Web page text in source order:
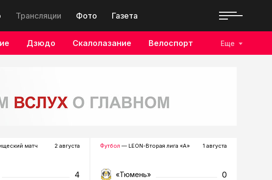
Трансляции Фото Газета
Дзюдо Скалолазание Велоспорт Еще
матч 2 августа
4
Футбол — LEON-Вторая лига «А» 1 августа
«Тюмень» 0